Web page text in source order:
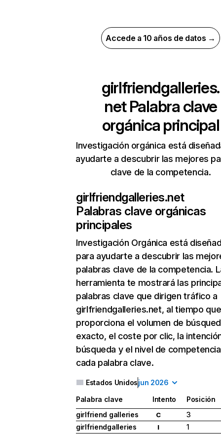
Accede a 10 años de datos →
girlfriendgalleries.
netPalabra clave
orgánica principal
Investigación orgánica está
ayudarte a descubrir las mejores
clave de la competencia.
girlfriendgalleries.net
Palabras clave orgánicas
principales
Investigación Orgánica está
para ayudarte a descubrir las
palabras clave de la competencia.
herramienta te mostrará las
palabras clave que dirigen tráfico a
girlfriendgalleries.net, al tiempo
proporciona el volumen de
exacto, el coste por clic, la
búsqueda y el nivel de
cada palabra clave.
Estados Unidosjun 2026
Palabra clave Intento
Posición
girlfriend galleries
C
3
girlfriendgalleries
I
1